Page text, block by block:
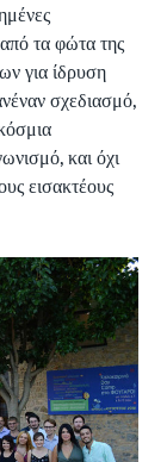
τα φώτα της
για ίδρυση
σχεδιασμό,
και όχι
εισακτέους